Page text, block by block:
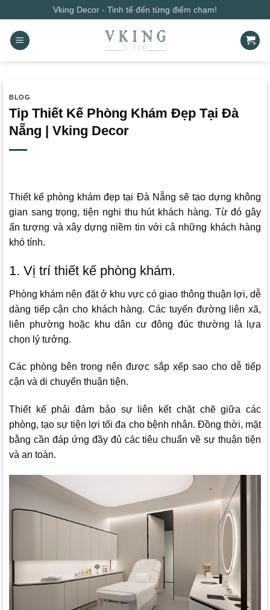
qua
nội
dung
Vking Decor - Tinh tế đến từng điểm chạm!
BLOG
Tip Thiết Kế Phòng Khám Đẹp Tại Đà
Nẵng | Vking Decor
Thiết kế phòng khám đẹp tại Đà Nẵng sẽ tạo dựng không
gian sang trọng, tiện nghi thu hút khách hàng. Từ đó gây
ấn tượng và xây dựng niềm tin với cả những khách hàng
khó tính.
1. Vị trí thiết kế phòng khám.
Phòng khám nên đặt ở khu vực có giao thông thuận lợi, dễ
dàng tiếp cận cho khách hàng. Các tuyến đường liên xã,
liên phường hoặc khu dân cư đông đúc thường là lựa
chọn lý tưởng.
Các phòng bên trong nên được sắp xếp sao cho dễ tiếp
cận và di chuyển thuận tiện.
Thiết kế phải đảm bảo sự liên kết chặt chẽ giữa các
phòng, tạo sự tiện lợi tối đa cho bệnh nhân. Đồng thời, mặt
bằng cần đáp ứng đầy đủ các tiêu chuẩn về sự thuận tiện
và an toàn.